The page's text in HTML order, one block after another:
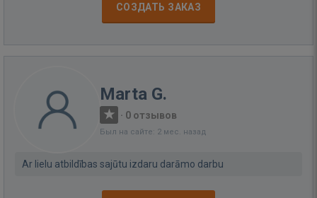
СОЗДАТЬ ЗАКАЗ
Marta G.
· 0 отзывов
Был на сайте: 2 мес. назад
Ar lielu atbildības sajūtu izdaru darāmo darbu